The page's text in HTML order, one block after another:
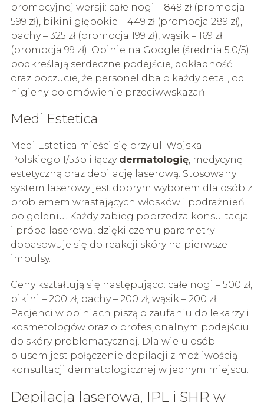
promocyjnej wersji: całe nogi – 849 zł (promocja
599 zł), bikini głębokie – 449 zł (promocja 289 zł),
pachy – 325 zł (promocja 199 zł), wąsik – 169 zł
(promocja 99 zł). Opinie na Google (średnia 5.0/5)
podkreślają serdeczne podejście, dokładność
oraz poczucie, że personel dba o każdy detal, od
higieny po omówienie przeciwwskazań.
Medi Estetica
Medi Estetica mieści się przy ul. Wojska
Polskiego 1/53b i łączy dermatologię, medycynę
estetyczną oraz depilację laserową. Stosowany
system laserowy jest dobrym wyborem dla osób z
problemem wrastających włosków i podrażnień
po goleniu. Każdy zabieg poprzedza konsultacja
i próba laserowa, dzięki czemu parametry
dopasowuje się do reakcji skóry na pierwsze
impulsy.
Ceny kształtują się następująco: całe nogi – 500 zł,
bikini – 200 zł, pachy – 200 zł, wąsik – 200 zł.
Pacjenci w opiniach piszą o zaufaniu do lekarzy i
kosmetologów oraz o profesjonalnym podejściu
do skóry problematycznej. Dla wielu osób
plusem jest połączenie depilacji z możliwością
konsultacji dermatologicznej w jednym miejscu.
Depilacja laserowa, IPL i SHR w